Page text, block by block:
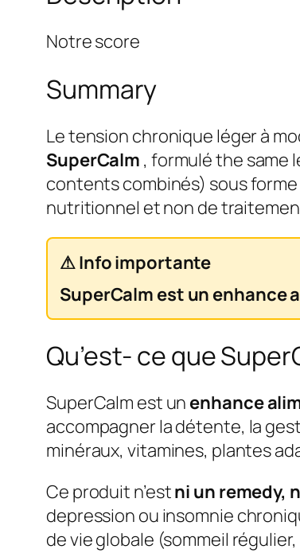
Notre score
Summary
Le tension chronique léger à
SuperCalm , formulé the same
contents combinés) sous
nutritionnel et non de
⚠ Info importante
SuperCalm est un enhance
Qu’est- ce que
SuperCalm est un enhance
accompagner la détente, la
minéraux, vitamines, plantes
Ce produit n’estni un remedy,
depression ou insomnie
de vie globale (sommeil